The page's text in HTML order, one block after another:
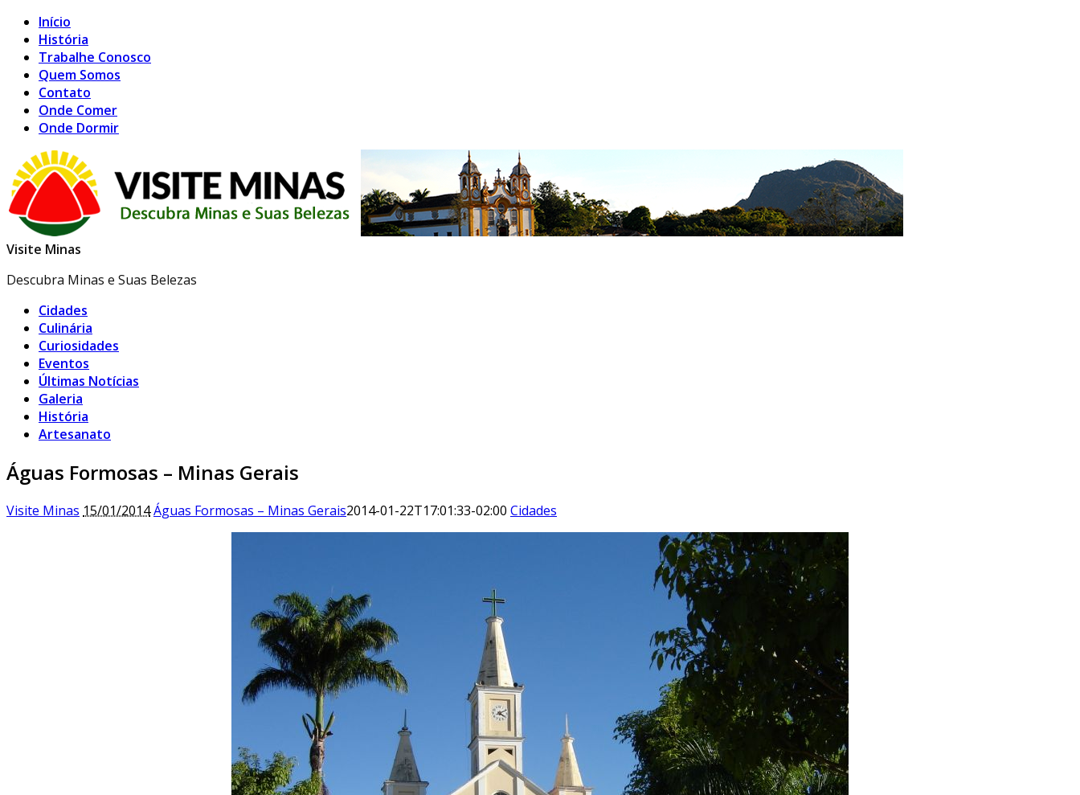
Início
História
Trabalhe Conosco
Quem Somos
Contato
Onde Comer
Onde Dormir
Visite Minas
Descubra Minas e Suas Belezas
Cidades
Culinária
Curiosidades
Eventos
Últimas Notícias
Galeria
História
Artesanato
Águas Formosas – Minas Gerais
Visite Minas 15/01/2014Águas Formosas – Minas Gerais2014-01-22T17:01:33-02:00 Cidades